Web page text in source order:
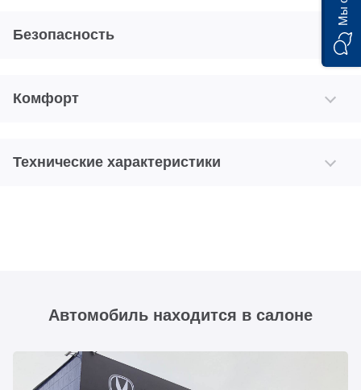
Безопасность
Комфорт
Технические характеристики
Автомобиль находится в салоне